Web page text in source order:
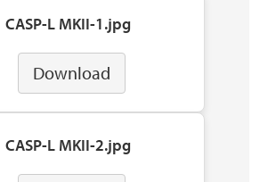
CASP-L MKII-1.jpg
Download
CASP-L MKII-2.jpg